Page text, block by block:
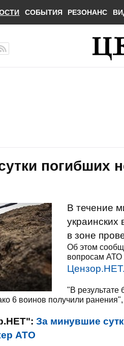
СОБЫТИЯ РЕЗОНАНС
погибших
В течение
в зоне
Об этом
вопросам АТО
Цензор.НЕТ.
"В результате
6 воинов получили
За минувшие
АТО